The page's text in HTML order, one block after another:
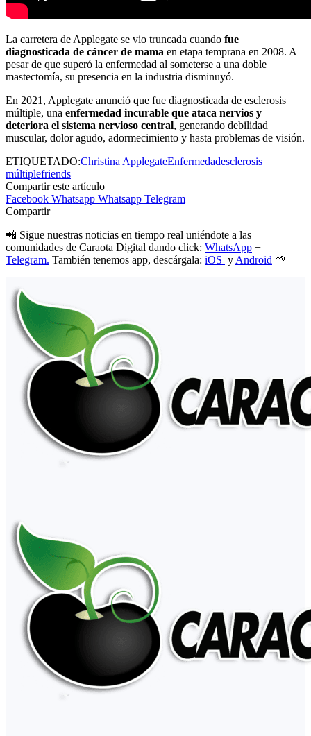
La carretera de Applegate se vio truncada cuando fue
diagnosticada de cáncer de mama en etapa temprana en 2008. A
pesar de que superó la enfermedad al someterse a una doble
mastectomía, su presencia en la industria disminuyó.
En 2021, Applegate anunció que fue diagnosticada de esclerosis
múltiple, una enfermedad incurable que ataca nervios y
deteriora el sistema nervioso central, generando debilidad
muscular, dolor agudo, adormecimiento y hasta problemas de visión.
ETIQUETADO:Christina ApplegateEnfermedadesclerosis
múltiplefriends
Compartir este artículo
Facebook Whatsapp Whatsapp Telegram
Compartir
📲 Sigue nuestras noticias en tiempo real uniéndote a las
comunidades de Caraota Digital dando click: WhatsApp +
Telegram. También tenemos app, descárgala: iOS y Android 🌱